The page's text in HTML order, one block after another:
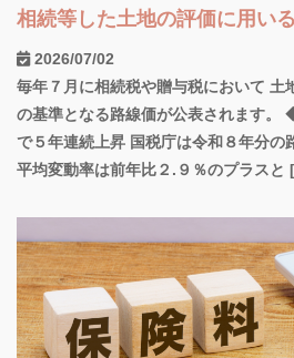
相続等した土地の評価に用い
2026/07/02
毎年７月に相続税や贈与税において 土
の基準となる路線価が公表されます。
で５年連続上昇 国税庁は令和８年分の
平均変動率は前年比２.９％のプラス